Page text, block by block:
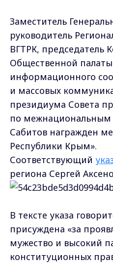
Заместитель
руководитель
ВГТРК, председатель
Общественной
информационного
и массовых
президиума Совета
по
Сабитов награжден
Республики Крым».
Соответствующий
региона Сергей
В тексте указа
присуждена «за
мужество и высокий
конституционных